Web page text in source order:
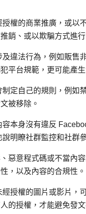
權的商業推廣，或以
銷、或以欺騙方式進
違法行為，例如販售
平台規範，更可能產生
定自己的規則，例如
被移除。
容本身沒有違反
明瞭社群監控和社群
惡意程式碼或不當內
，以及內容的合規性。
經授權的圖片或影片，
的授權，才能避免發文